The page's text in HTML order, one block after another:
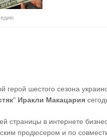
герой шестого сезона
" Иракли Макацария
страницы в интернете
продюсером и по